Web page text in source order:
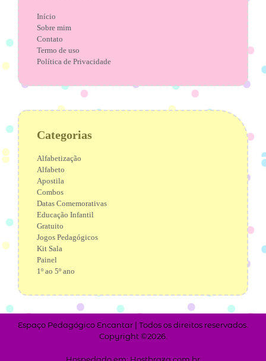
Início
Sobre mim
Contato
Termo de uso
Política de Privacidade
Categorias
Alfabetização
Alfabeto
Apostila
Combos
Datas Comemorativas
Educação Infantil
Gratuito
Jogos Pedagógicos
Kit Sala
Painel
1º ao 5º ano
Espaço Pedagógico Encantar | Todos os direitos reservados.
Copyright ©2026.
Hospedado em: Hostbraza.com.br